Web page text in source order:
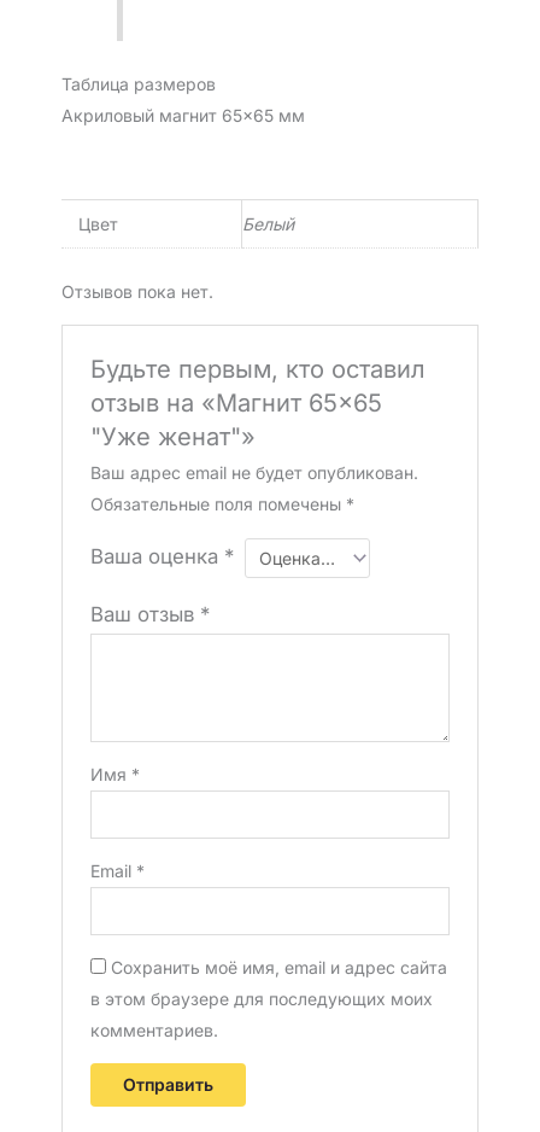
Таблица размеров
Акриловый магнит 65×65 мм
Цвет Белый
Отзывов пока нет.
Будьте первым, кто оставил
отзыв на «Магнит 65×65
"Уже женат"»
Ваш адрес email не будет опубликован.
Обязательные поля помечены *
Ваша оценка *
Ваш отзыв *
Имя *
Email *
Сохранить моё имя, email и адрес сайта
в этом браузере для последующих моих
комментариев.